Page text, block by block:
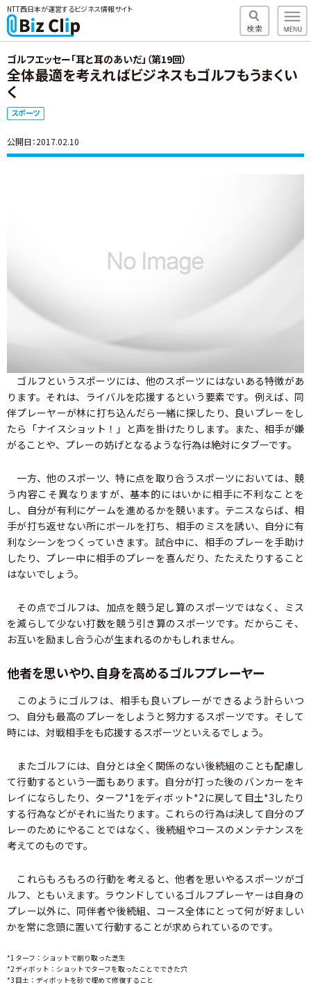
NTT西日本が運営するビジネス情報サイト
ゴルフエッセー「耳と耳のあいだ」（第19回）
全体最適を考えればビジネスもゴルフもうまくい
く
スポーツ
公開日：2017.02.10
ゴルフというスポーツには、他のスポーツにはないある特徴があ
ります。それは、ライバルを応援するという要素です。例えば、同
伴プレーヤーが林に打ち込んだら一緒に探したり、良いプレーをし
たら「ナイスショット！」と声を掛けたりします。また、相手が嫌
がることや、プレーの妨げとなるような行為は絶対にタブーです。
一方、他のスポーツ、特に点を取り合うスポーツにおいては、競
う内容こそ異なりますが、基本的にはいかに相手に不利なことを
し、自分が有利にゲームを進めるかを競います。テニスならば、相
手が打ち返せない所にボールを打ち、相手のミスを誘い、自分に有
利なシーンをつくっていきます。試合中に、相手のプレーを手助け
したり、プレー中に相手のプレーを喜んだり、たたえたりすること
はないでしょう。
その点でゴルフは、加点を競う足し算のスポーツではなく、ミス
を減らして少ない打数を競う引き算のスポーツです。だからこそ、
お互いを励まし合う心が生まれるのかもしれません。
他者を思いやり、自身を高めるゴルフプレーヤー
このようにゴルフは、相手も良いプレーができるよう計らいつ
つ、自分も最高のプレーをしようと努力するスポーツです。そして
時には、対戦相手をも応援するスポーツといえるでしょう。
またゴルフには、自分とは全く関係のない後続組のことも配慮し
て行動するという一面もあります。自分が打った後のバンカーをキ
レイにならしたり、ターフ*1をディボット*2に戻して目土*3したり
する行為などがそれに当たります。これらの行為は決して自分のプ
レーのためにやることではなく、後続組やコースのメンテナンスを
考えてのものです。
これらもろもろの行動を考えると、他者を思いやるスポーツがゴ
ルフ、ともいえます。ラウンドしているゴルフプレーヤーは自身の
プレー以外に、同伴者や後続組、コース全体にとって何が好ましい
かを常に念頭に置いて行動することが求められているのです。
*1 ターフ：ショットで削り取った芝生
*2 ディボット：ショットでターフを取ったことでできた穴
*3 目土：ディボットを砂で埋めて修復すること